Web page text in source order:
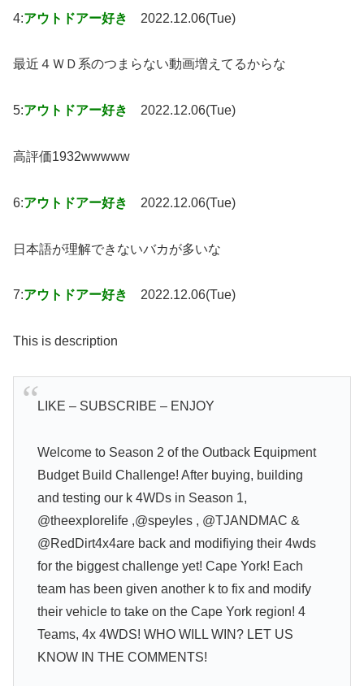
4:アウトドアー好き 2022.12.06(Tue)
最近４ＷＤ系のつまらない動画増えてるからな
5:アウトドアー好き 2022.12.06(Tue)
高評価1932wwwww
6:アウトドアー好き 2022.12.06(Tue)
日本語が理解できないバカが多いな
7:アウトドアー好き 2022.12.06(Tue)
This is description
LIKE – SUBSCRIBE – ENJOY
Welcome to Season 2 of the Outback Equipment
Budget Build Challenge! After buying, building
and testing our k 4WDs in Season 1,
@theexplorelife ,@speyles , @TJANDMAC &
@RedDirt4x4are back and modifiying their 4wds
for the biggest challenge yet! Cape York! Each
team has been given another k to fix and modify
their vehicle to take on the Cape York region! 4
Teams, 4x 4WDS! WHO WILL WIN? LET US
KNOW IN THE COMMENTS!